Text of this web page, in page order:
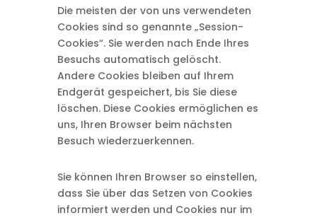
Die meisten der von uns verwendeten
Cookies sind so genannte „Session-
Cookies“. Sie werden nach Ende Ihres
Besuchs automatisch gelöscht.
Andere Cookies bleiben auf Ihrem
Endgerät gespeichert, bis Sie diese
löschen. Diese Cookies ermöglichen es
uns, Ihren Browser beim nächsten
Besuch wiederzuerkennen.
Sie können Ihren Browser so einstellen,
dass Sie über das Setzen von Cookies
informiert werden und Cookies nur im